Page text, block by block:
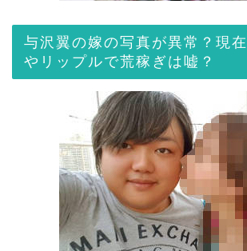
与沢翼の嫁の写真が異常？現
やリップルで荒稼ぎは嘘？